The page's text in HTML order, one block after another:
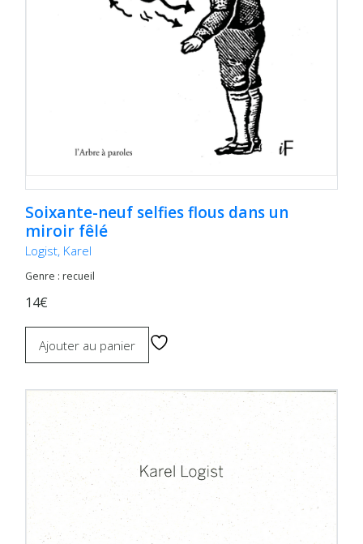
Soixante-neuf selfies flous dans un
miroir fêlé
Logist, Karel
Genre : recueil
14€
Ajouter au panier